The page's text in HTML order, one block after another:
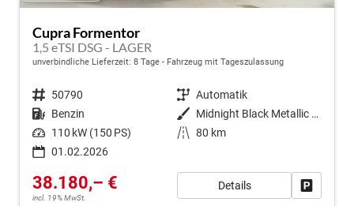
Cupra Formentor
1,5 eTSI DSG - LAGER
unverbindliche Lieferzeit: 8 Tage Fahrzeug mit Tageszulassung
Fahrzeugnr. 50790 Getriebe Automatik
Kraftstoff Benzin Außenfarbe
Midnight Black Metallic (0E)
Leistung 110 kW (150 PS) Kilometerstand 80 km
01.02.2026
38.180,– €
incl. 19% MwSt.
Details